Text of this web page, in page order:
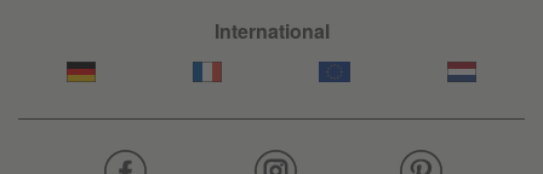
International